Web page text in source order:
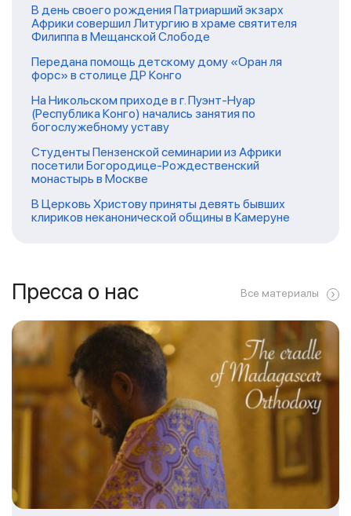
В день своего рождения Патриарший экзарх
Африки совершил Литургию в храме святителя
Филиппа в Мещанской Слободе
Передана помощь детскому дому «Оран ля
форс» в столице ДР Конго
На Никольском приходе в г. Пуэнт-Нуар
(Республика Конго) начались занятия по
богослужебному уставу
Студенты Пензенской семинарии из Африки
посетили Богородице-Рождественский
монастырь в Москве
В Церковь Христову приняты девять бывших
клириков неканонической общины в Камеруне
Пресса о нас Все материалы